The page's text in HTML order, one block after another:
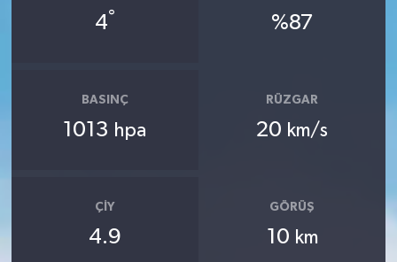
4° %87
BASINÇ
1013 hpa
RÜZGAR
20 km/s
ÇIY
4.9
GÖRÜŞ
10 km